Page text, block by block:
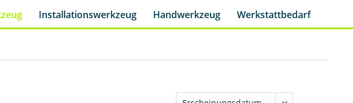
Installationswerkzeug Handwerkzeug Werkstattbedarf